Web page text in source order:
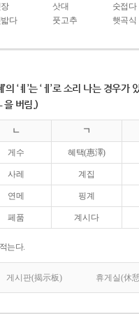
삿대
숫접다
밟다 풋고추 햇곡식
의 ‘ㅖ’는 ‘ㅔ’로 소리 나는 경우가
을 버림.)
ㄴ ㄱ
게수 혜택(惠澤)
사레 계집
연메 핑계
페품 계시다
는다.
게시판(揭示板) 휴게실(休